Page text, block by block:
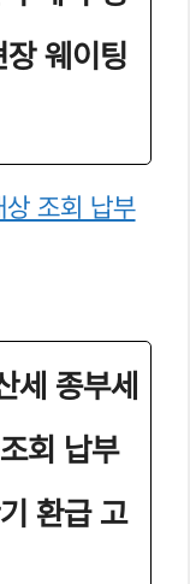
웨이팅
조회 납부
세 종부세
회 납부
환급 고